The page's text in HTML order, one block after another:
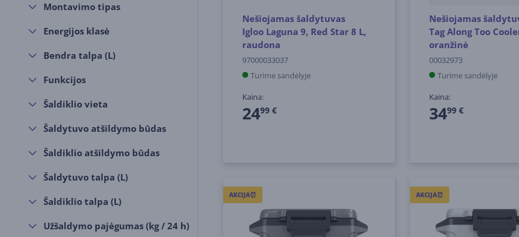
Montavimo tipas
Energijos klasė
Bendra talpa (L)
Funkcijos
Šaldiklio vieta
Šaldytuvo atšildymo būdas
Šaldiklio atšildymo būdas
Šaldytuvo talpa (L)
Šaldiklio talpa (L)
Užšaldymo pajėgumas (kg / 24 h)
Nešiojamas šaldytuvas
Igloo Laguna 9, Red Star 8 L,
raudona
97000033037
Turime sandėlyje
Kaina:
2499 €
Nešiojamas
Tag Along Too
oranžinė
00032973
Turime sandėlyje
Kaina:
3499 €
AKCIJA⏰ AKCIJA⏰